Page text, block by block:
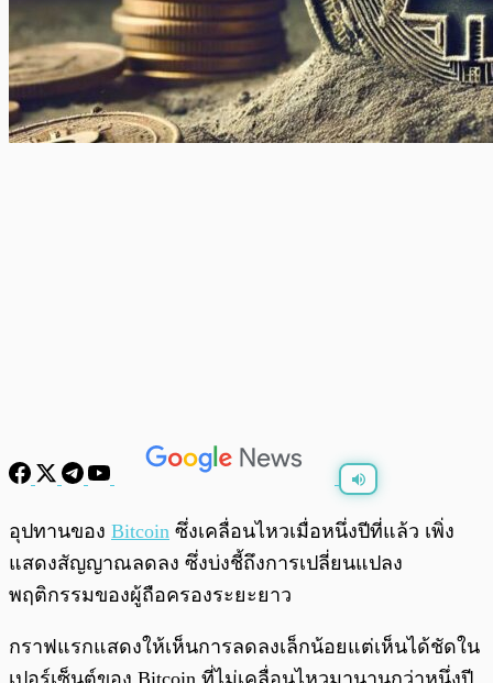
0:00 / 0:00
อุปทานของ Bitcoin ซึ่งเคลื่อนไหวเมื่อหนึ่งปีที่แล้ว เพิ่ง
แสดงสัญญาณลดลง ซึ่งบ่งชี้ถึงการเปลี่ยนแปลง
พฤติกรรมของผู้ถือครองระยะยาว
กราฟแรกแสดงให้เห็นการลดลงเล็กน้อยแต่เห็นได้ชัดใน